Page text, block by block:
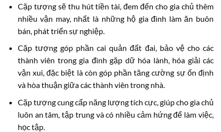
Cặp tượng sẽ thu hút tiền tài, đem đến cho gia chủ thêm
nhiều vận may, nhất là những hộ gia đình làm ăn buôn
bán, phát triển sự nghiệp.
Cặp tượng góp phần cai quản đất đai, bảo vệ cho các
thành viên trong gia đình gặp dữ hóa lành, hóa giải các
vận xui, đặc biệt là còn góp phần tăng cường sự ổn định
và hòa thuận giữa các thành viên trong nhà.
Cặp tượng cung cấp năng lượng tích cực, giúp cho gia chủ
luôn an tâm, tập trung và có nhiều cảm hứng để làm việc,
học tập.